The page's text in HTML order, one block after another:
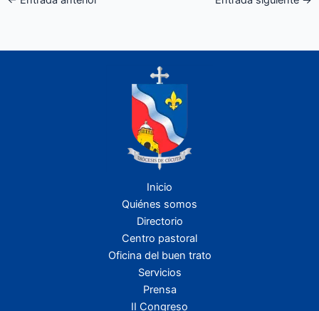
Inicio
Quiénes somos
Directorio
Centro pastoral
Oficina del buen trato
Servicios
Prensa
II Congreso